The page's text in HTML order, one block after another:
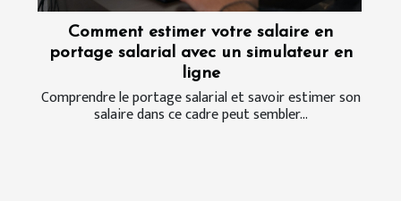
Comment estimer votre salaire en
portage salarial avec un simulateur en
ligne
Comprendre le portage salarial et savoir estimer son
salaire dans ce cadre peut sembler...